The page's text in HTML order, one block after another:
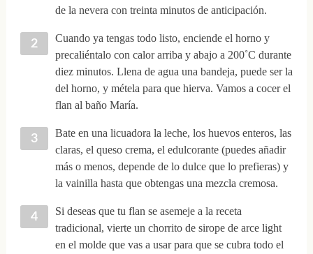
de la nevera con treinta minutos de anticipación.
Cuando ya tengas todo listo, enciende el horno y
precaliéntalo con calor arriba y abajo a 200˚C durante
diez minutos. Llena de agua una bandeja, puede ser la
del horno, y métela para que hierva. Vamos a cocer el
flan al baño María.
Bate en una licuadora la leche, los huevos enteros, las
claras, el queso crema, el edulcorante (puedes añadir
más o menos, depende de lo dulce que lo prefieras) y
la vainilla hasta que obtengas una mezcla cremosa.
Si deseas que tu flan se asemeje a la receta
tradicional, vierte un chorrito de sirope de arce light
en el molde que vas a usar para que se cubra todo el